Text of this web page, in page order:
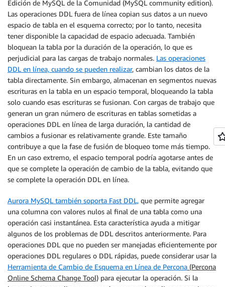
Edición de MySQL de la Comunidad (MySQL community edition).
Las operaciones DDL fuera de línea copian sus datos a un nuevo
espacio de tabla en el esquema correcto; por lo tanto, necesita
tener disponible la capacidad de espacio adecuada. También
bloquean la tabla por la duración de la operación, lo que es
perjudicial para las cargas de trabajo normales. Las operaciones
DDL en línea, cuando se pueden realizar, cambian los datos de la
tabla directamente. Sin embargo, almacenan en segmentos nuevas
escrituras en la tabla en un espacio temporal, bloqueando la tabla
solo cuando esas escrituras se fusionan. Con cargas de trabajo que
generan un gran número de escrituras en tablas sometidas a
operaciones DDL en línea de larga duración, la cantidad de
cambios a fusionar es relativamente grande. Este tamaño
contribuye a que la fase de fusión de bloqueo tome más tiempo.
En un caso extremo, el espacio temporal podría agotarse antes de
que se complete la operación de cambio de la tabla, evitando que
se complete la operación DDL en línea.
Aurora MySQL también soporta Fast DDL, que permite agregar
una columna con valores nulos al final de una tabla como una
operación casi instantánea. Esta característica ayuda a mitigar
algunos de los problemas de DDL descritos anteriormente. Para
operaciones DDL que no pueden ser manejadas eficientemente por
operaciones DDL regulares o DDL rápidas, puede considerar usar la
Herramienta de Cambio de Esquema en Línea de Percona (Percona
Online Schema Change Tool) para ejecutar la operación. Si la